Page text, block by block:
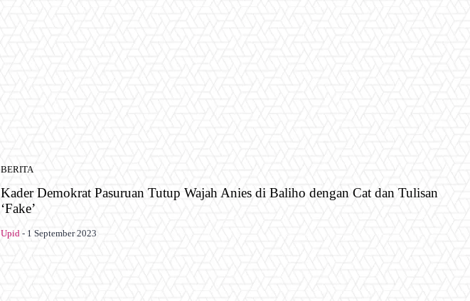
BERITA
Kader Demokrat Pasuruan Tutup Wajah Anies di Baliho dengan Cat dan Tulisan
‘Fake’
Upid - 1 September 2023